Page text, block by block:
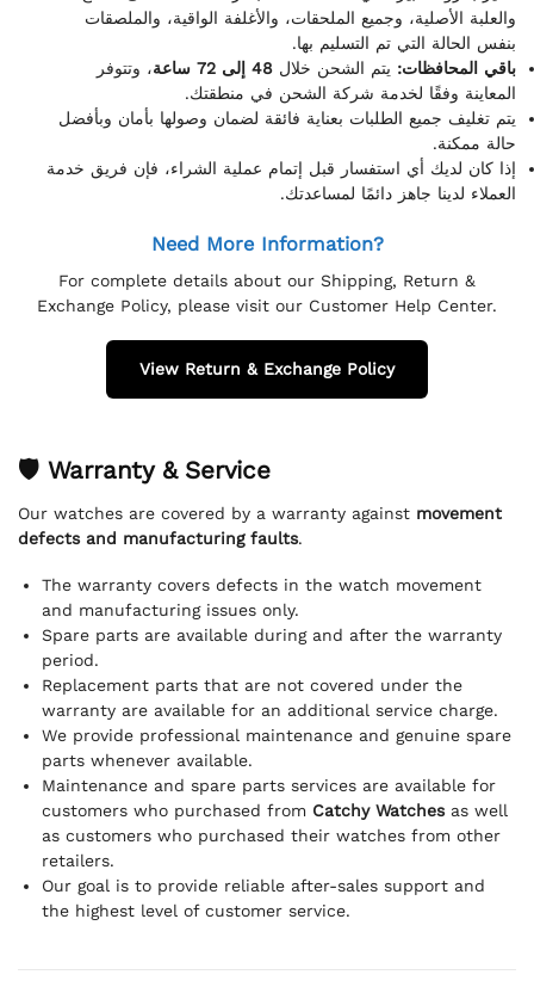
والعلبة الأصلية، وجميع الملحقات، والأغلفة الواقية، والملصقات
بنفس الحالة التي تم التسليم بها.
باقي المحافظات: يتم الشحن خلال 48 إلى 72 ساعة
، وتتوفر
المعاينة وفقًا لخدمة شركة الشحن في منطقتك.
يتم تغليف جميع الطلبات بعناية فائقة لضمان وصولها بأمان وبأفضل
حالة ممكنة.
إذا كان لديك أي استفسار قبل إتمام عملية الشراء، فإن فريق خدمة
العملاء لدينا جاهز دائمًا لمساعدتك.
Need More Information?
For complete details about our Shipping, Return &
Exchange Policy, please visit our Customer Help Center.
View Return & Exchange Policy
🛡 Warranty & Service
Our watches are covered by a warranty against movement
defects and manufacturing faults.
The warranty covers defects in the watch movement
and manufacturing issues only.
Spare parts are available during and after the warranty
period.
Replacement parts that are not covered under the
warranty are available for an additional service charge.
We provide professional maintenance and genuine spare
parts whenever available.
Maintenance and spare parts services are available for
customers who purchased from Catchy Watchesas well
as customers who purchased their watches from other
retailers.
Our goal is to provide reliable after-sales support and
the highest level of customer service.